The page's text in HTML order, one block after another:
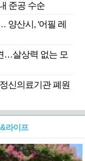
준공 수순
양산시, '어필 레
…살상력 없는 모
신의료기관 폐원
라이프